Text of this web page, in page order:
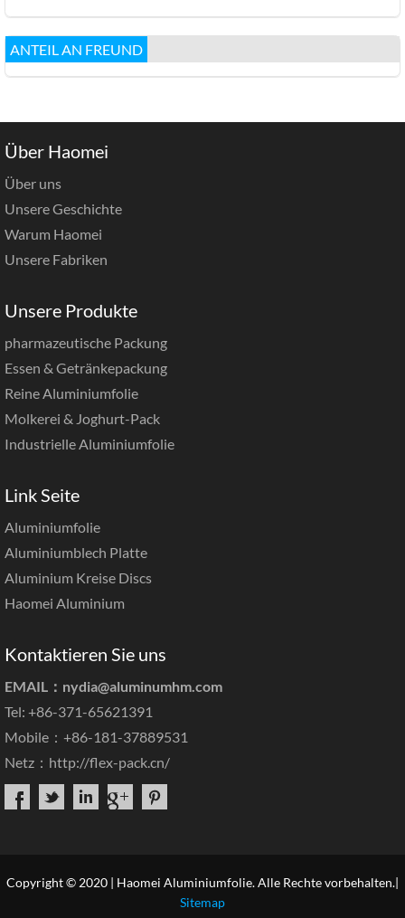
ANTEIL AN FREUND
Über Haomei
Über uns
Unsere Geschichte
Warum Haomei
Unsere Fabriken
Unsere Produkte
pharmazeutische Packung
Essen & Getränkepackung
Reine Aluminiumfolie
Molkerei & Joghurt-Pack
Industrielle Aluminiumfolie
Link Seite
Aluminiumfolie
Aluminiumblech Platte
Aluminium Kreise Discs
Haomei Aluminium
Kontaktieren Sie uns
EMAIL： nydia@aluminumhm.com
Tel: +86-371-65621391
Mobile：+86-181-37889531
Netz： http://flex-pack.cn/
Copyright © 2020 | Haomei Aluminiumfolie. Alle Rechte vorbehalten.|
Sitemap